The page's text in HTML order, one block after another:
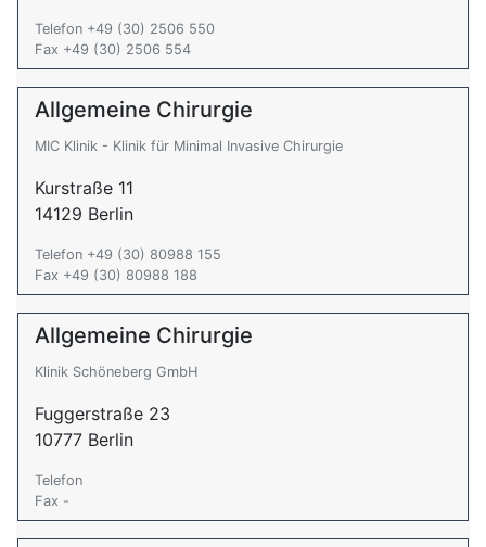
Telefon +49 (30) 2506 550
Fax +49 (30) 2506 554
Allgemeine Chirurgie
MIC Klinik - Klinik für Minimal Invasive Chirurgie
Kurstraße 11
14129 Berlin
Telefon +49 (30) 80988 155
Fax +49 (30) 80988 188
Allgemeine Chirurgie
Klinik Schöneberg GmbH
Fuggerstraße 23
10777 Berlin
Telefon
Fax -